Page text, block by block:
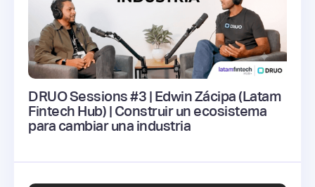
DRUO Sessions #3 | Edwin Zácipa (Latam
Fintech Hub) | Construir un ecosistema
para cambiar una industria